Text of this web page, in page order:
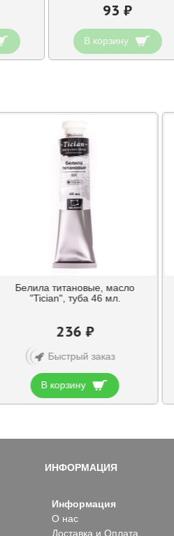
93 ₽
В корзину
Белила титановые, масло
"Tician", туба 46 мл.
236 ₽
Быстрый заказ
В корзину
ИНФОРМАЦИЯ
Информация
О нас
Доставка и Оплата